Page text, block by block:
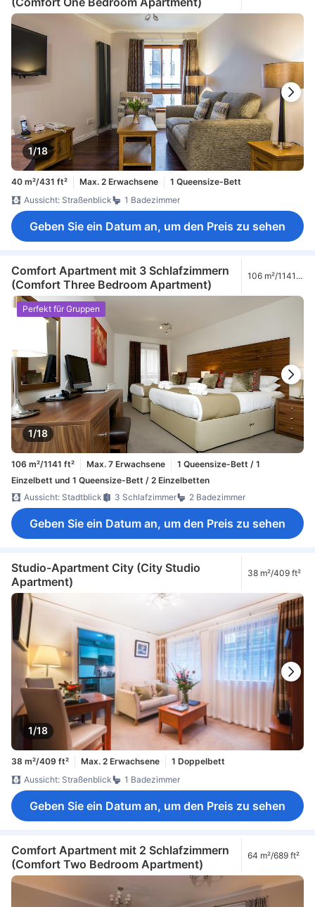
1/18
40 m²/431 ft² Max. 2 Erwachsene
1 Queensize-Bett
Aussicht: Straßenblick
1 Badezimmer
Geben Sie ein Datum an, um den Preis zu sehen
Comfort Apartment mit 3 Schlafzimmern
(Comfort Three Bedroom Apartment)
106 m²/1141
1/18
Perfekt für Gruppen
106 m²/1141 ft² Max. 7 Erwachsene
1 Queensize-Bett / 1
Einzelbett und 1 Queensize-Bett / 2 Einzelbetten
Aussicht: Stadtblick
3 Schlafzimmer 2 Badezimmer
Geben Sie ein Datum an, um den Preis zu sehen
Studio-Apartment City (City Studio
Apartment)
38 m²/409 ft²
1/18
38 m²/409 ft² Max. 2 Erwachsene
1 Doppelbett
Aussicht: Straßenblick
1 Badezimmer
Geben Sie ein Datum an, um den Preis zu sehen
Comfort Apartment mit 2 Schlafzimmern
(Comfort Two Bedroom Apartment)
64 m²/689 ft²